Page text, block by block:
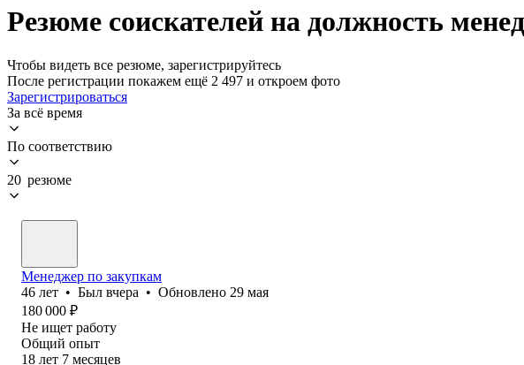
Резюме соискателей на должность
Чтобы видеть все резюме, зарегистрируйтесь
После регистрации покажем ещё 2 497 и откроем фото
Зарегистрироваться
За всё время
По соответствию
20 резюме
Менеджер по закупкам
46 лет • Был вчера • Обновлено 29 мая
180 000 ₽
Не ищет работу
Общий опыт
18 лет 7 месяцев